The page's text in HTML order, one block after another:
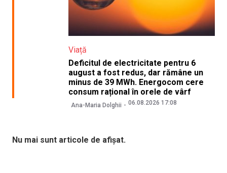
Viață
Deficitul de electricitate pentru 6
august a fost redus, dar rămâne un
minus de 39 MWh. Energocom cere
consum rațional în orele de vârf
Ana-Maria Dolghii 06.08.2026 17:08
Nu mai sunt articole de afișat.